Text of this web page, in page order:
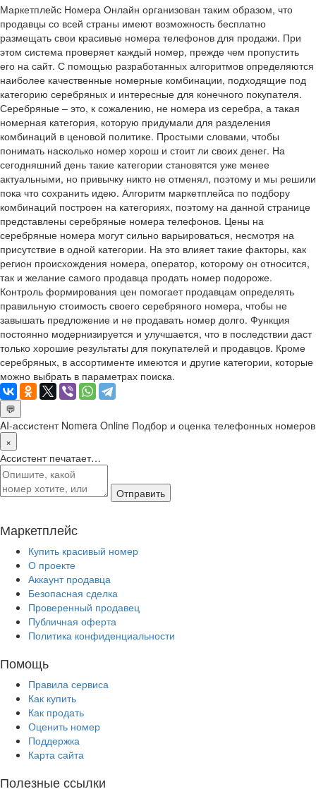
Маркетплейс Номера Онлайн организован таким образом, что
продавцы со всей страны имеют возможность бесплатно
размещать свои красивые номера телефонов для продажи. При
этом система проверяет каждый номер, прежде чем пропустить
его на сайт. С помощью разработанных алгоритмов определяются
наиболее качественные номерные комбинации, подходящие под
категорию серебряных и интересные для конечного покупателя.
Серебряные – это, к сожалению, не номера из серебра, а такая
номерная категория, которую придумали для разделения
комбинаций в ценовой политике. Простыми словами, чтобы
понимать насколько номер хорош и стоит ли своих денег. На
сегодняшний день такие категории становятся уже менее
актуальными, но привычку никто не отменял, поэтому и мы решили
пока что сохранить идею. Алгоритм маркетплейса по подбору
комбинаций построен на категориях, поэтому на данной странице
представлены серебряные номера телефонов. Цены на
серебряные номера могут сильно варьироваться, несмотря на
присутствие в одной категории. На это влияет такие факторы, как
регион происхождения номера, оператор, которому он относится,
так и желание самого продавца продать номер подороже.
Контроль формирования цен помогает продавцам определять
правильную стоимость своего серебряного номера, чтобы не
завышать предложение и не продавать номер долго. Функция
постоянно модернизируется и улучшается, что в последствии даст
только хорошие результаты для покупателей и продавцов. Кроме
серебряных, в ассортименте имеются и другие категории, которые
можно выбрать в параметрах поиска.
💬
AI-ассистент Nomera Online Подбор и оценка телефонных номеров
×
Ассистент печатает…
Отправить
Маркетплейс
Купить красивый номер
О проекте
Аккаунт продавца
Безопасная сделка
Проверенный продавец
Публичная оферта
Политика конфиденциальности
Помощь
Правила сервиса
Как купить
Как продать
Оценить номер
Поддержка
Карта сайта
Полезные ссылки